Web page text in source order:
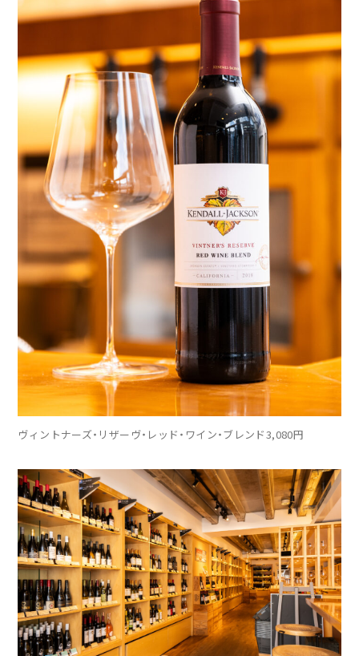
ヴィントナーズ・リザーヴ・レッド・ワイン・ブレンド3,080円